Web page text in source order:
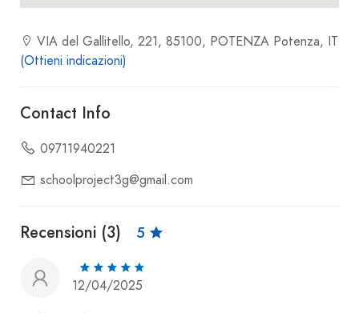
VIA del Gallitello, 221, 85100, POTENZA Potenza, IT
(Ottieni indicazioni)
Contact Info
09711940221
schoolproject3g@gmail.com
Recensioni (3) 5
12/04/2025